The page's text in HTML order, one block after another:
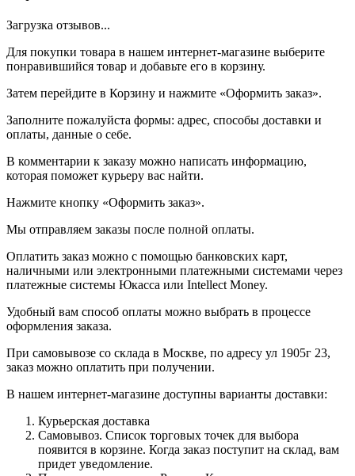
Загрузка отзывов...
Для покупки товара в нашем интернет-магазине выберите
понравившийся товар и добавьте его в корзину.
Затем перейдите в Корзину и нажмите «Оформить заказ».
Заполните пожалуйста формы: адрес, способы доставки и
оплаты, данные о себе.
В комментарии к заказу можно написать информацию,
которая поможет курьеру вас найти.
Нажмите кнопку «Оформить заказ».
Мы отправляем заказы после полной оплаты.
Оплатить заказ можно с помощью банковских карт,
наличными или электронными платежными системами через
платежные системы Юкасса или Intellect Money.
Удобный вам способ оплаты можно выбрать в процессе
оформления заказа.
При самовывозе со склада в Москве, по адресу ул 1905г 23,
заказ можно оплатить при получении.
В нашем интернет-магазине доступны варианты доставки:
Курьерская доставка
Самовывоз. Список торговых точек для выбора
появится в корзине. Когда заказ поступит на склад, вам
придет уведомление.